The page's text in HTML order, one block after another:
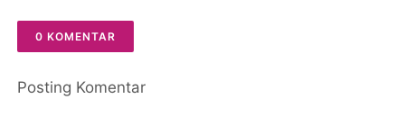
0 KOMENTAR
Posting Komentar